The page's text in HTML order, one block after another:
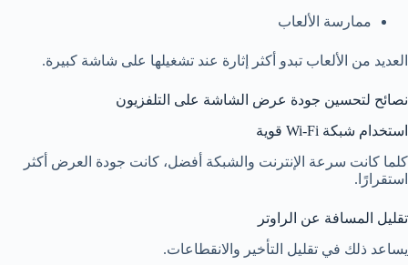
ممارسة الألعاب
العديد من الألعاب تبدو أكثر إثارة عند تشغيلها على شاشة كبيرة.
نصائح لتحسين جودة عرض الشاشة على التلفزيون
استخدام شبكة Wi-Fi قوية
كلما كانت سرعة الإنترنت والشبكة أفضل، كانت جودة العرض أكثر
استقرارًا.
تقليل المسافة عن الراوتر
يساعد ذلك في تقليل التأخير والانقطاعات.